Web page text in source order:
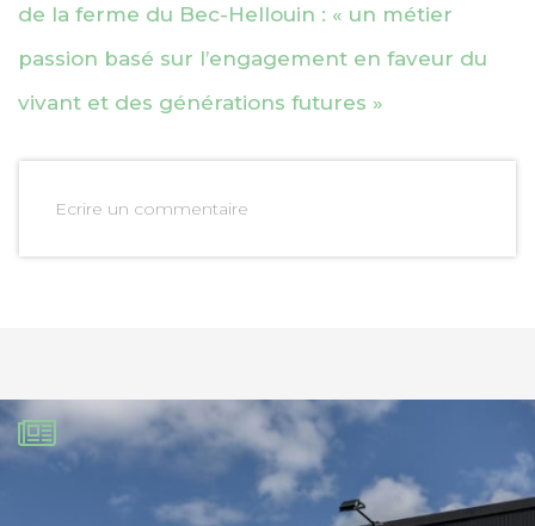
de la ferme du Bec-Hellouin : « un métier
passion basé sur l’engagement en faveur du
vivant et des générations futures »
Ecrire un commentaire